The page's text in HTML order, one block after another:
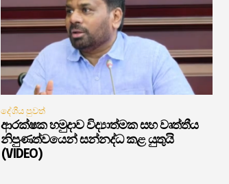
දේශීය පුවත්
ආරක්ෂක හමුදාව විද්‍යාත්මක සහ වෘත්තීය
නිපුණත්වයෙන් සන්නද්ධ කළ යුතුයි
(VIDEO)